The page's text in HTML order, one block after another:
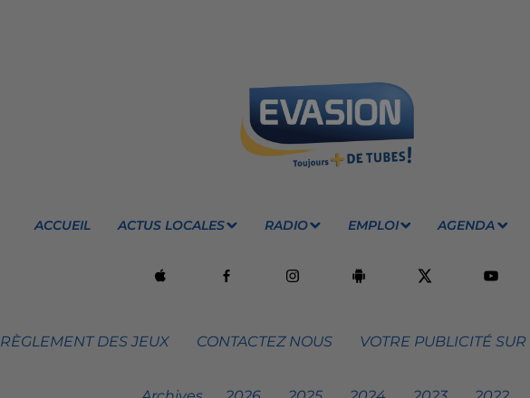
ACCUEIL ACTUS LOCALES RADIO EMPLOI AGENDA
RÈGLEMENT DES JEUX CONTACTEZ NOUS VOTRE PUBLICITÉ